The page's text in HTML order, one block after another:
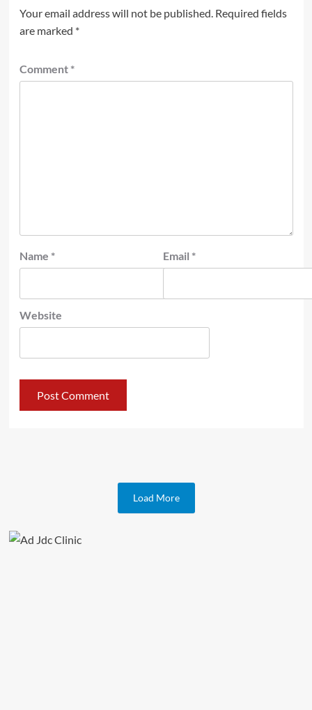
Your email address will not be published. Required fields
are marked *
Comment *
Name * Email *
Website
Load More